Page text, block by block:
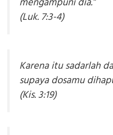
(Luk. 7:3-4)
Karena itu sadarlah
supaya dosamu
(Kis. 3:19)